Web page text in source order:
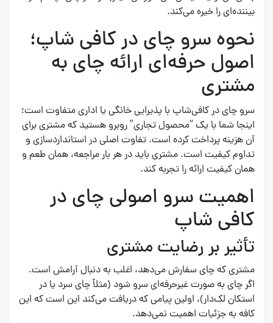
بیننده‌ای را خیره می‌کند.
نحوه سرو چای در کافی شاپ؛
اصول حرفه‌ای ارائه چای به
مشتری
سرو چای در کافی‌شاپ با پذیرایی خانگی یا اداری متفاوت است؛
اینجا شما با یک “محصول تجاری” روبرو هستید که مشتری برای
آن هزینه پرداخت کرده است. تفاوت اصلی در استانداردسازی و
تداوم کیفیت است. مشتری باید در هر بار مراجعه، همان طعم و
همان کیفیت ارائه را تجربه کند.
اهمیت سرو اصولی چای در
کافی شاپ
تأثیر بر رضایت مشتری
مشتری که چای سفارش می‌دهد، اغلب به دنبال آرامش است.
اگر چای به صورت غیرحرفه‌ای سرو شود (مثلاً چای سرد یا در
استکان لک‌دار)، اولین پیامی که دریافت می‌کند این است که این
کافه به جزئیات اهمیت نمی‌دهد.